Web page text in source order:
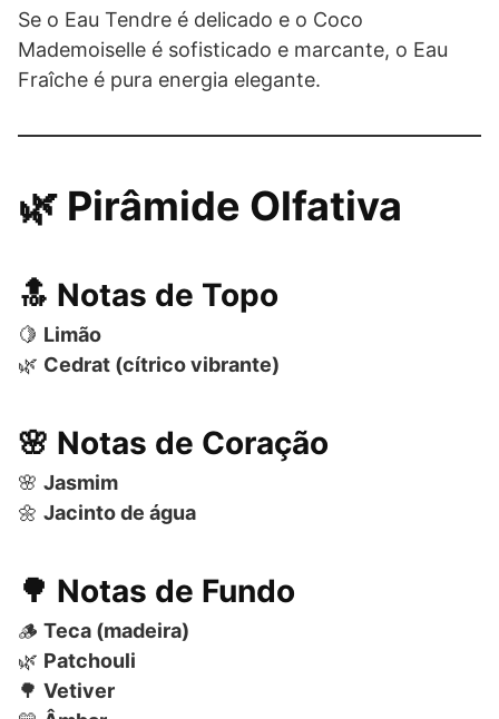
Se o Eau Tendre é delicado e o Coco
Mademoiselle é sofisticado e marcante, o Eau
Fraîche é pura energia elegante.
🌿 Pirâmide Olfativa
🔝 Notas de Topo
🍋 Limão
🌿 Cedrat (cítrico vibrante)
🌸 Notas de Coração
🌸 Jasmim
🌼 Jacinto de água
🌳 Notas de Fundo
🪵 Teca (madeira)
🌿 Patchouli
🌳 Vetiver